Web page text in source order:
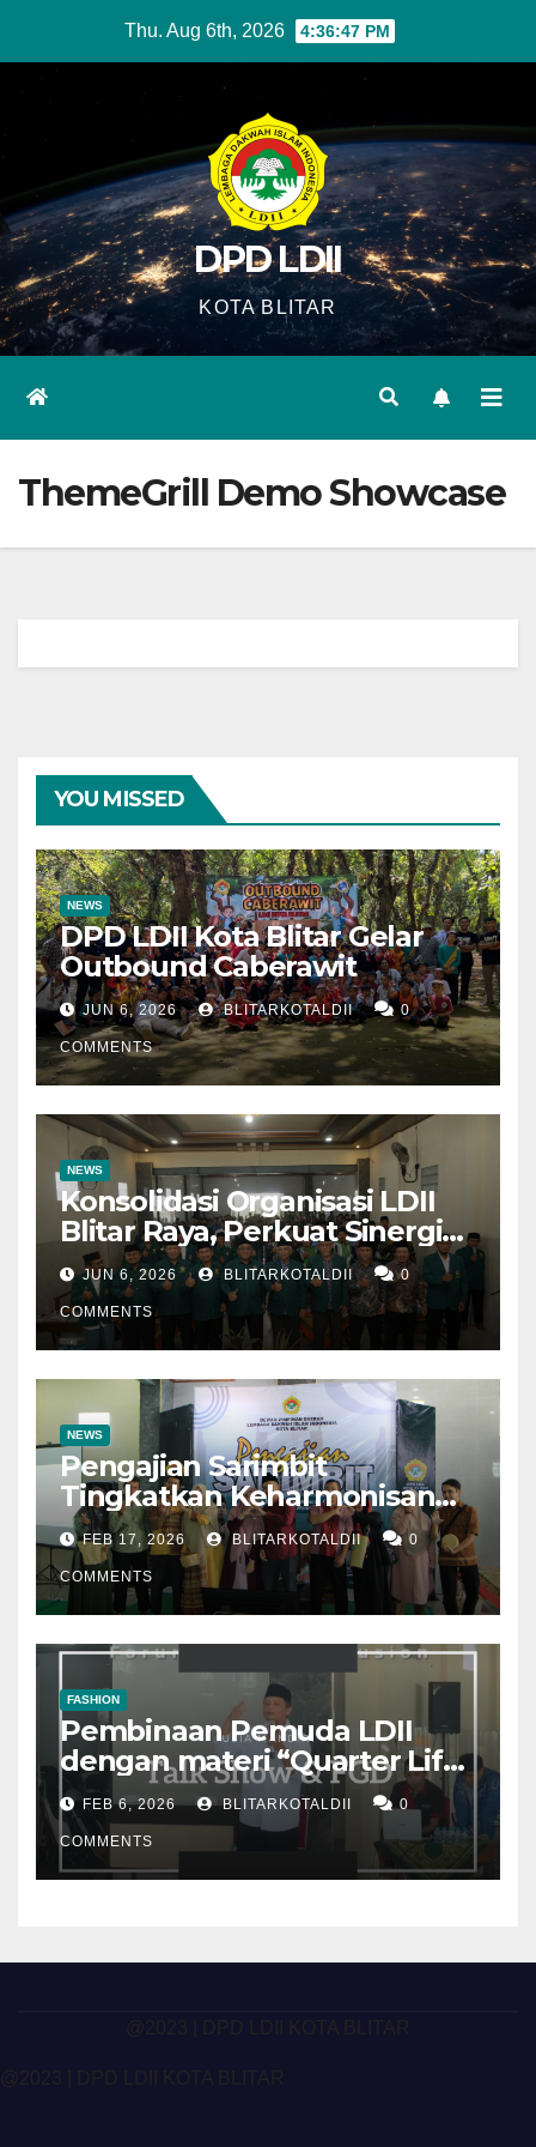
Thu. Aug 6th, 2026 4:36:47 PM
DPD LDII
KOTA BLITAR
ThemeGrill Demo Showcase
YOU MISSED
NEWS
DPD LDII Kota Blitar Gelar
Outbound Caberawit
JUN 6, 2026 BLITARKOTALDII 0
COMMENTS
NEWS
Konsolidasi Organisasi LDII
Blitar Raya, Perkuat Sinergi
dan Tertib Administrasi
JUN 6, 2026 BLITARKOTALDII 0
COMMENTS
NEWS
Pengajian Sarimbit
Tingkatkan Keharmonisan
dan Keromantisan Pasutri
FEB 17, 2026 BLITARKOTALDII 0
COMMENTS
FASHION
Pembinaan Pemuda LDII
dengan materi “Quarter Life
Crisis”
FEB 6, 2026 BLITARKOTALDII 0
COMMENTS